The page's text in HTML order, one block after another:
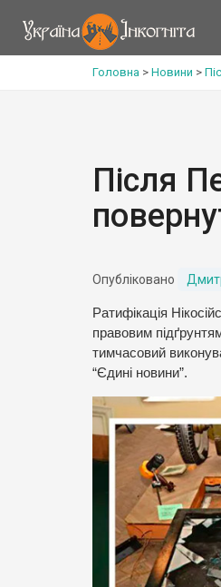
Головна > Новини >
Після
Опубліковано
Ратифікація
правовим
тимчасовий
“Єдині новини”.